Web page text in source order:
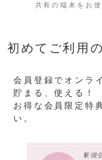
共有の端末をお
初めてご利用
会員登録でオンラ
貯まる、使える！
お得な会員限定特
い。